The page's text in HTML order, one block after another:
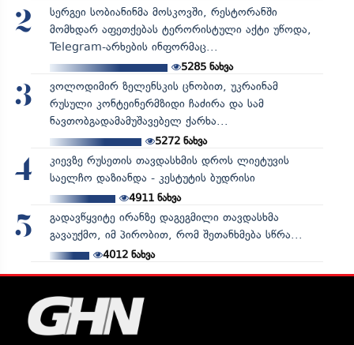
2
სერგეი სობიანინმა მოსკოვში, რესტორანში
მომხდარ აფეთქებას ტერორისტული აქტი უწოდა,
Telegram-არხების ინფორმაც...
5285ნახვა
3
ვოლოდიმირ ზელენსკის ცნობით, უკრაინამ
რუსული კონტეინერმზიდი ჩაძირა და სამ
ნავთობგადამამუშავებელ ქარხა...
5272ნახვა
4
კიევზე რუსეთის თავდასხმის დროს ლიეტუვის
საელჩო დაზიანდა - კესტუტის ბუდრისი
4911ნახვა
5
გადავწყვიტე ირანზე დაგეგმილი თავდასხმა
გავაუქმო, იმ პირობით, რომ შეთანხმება სწრა...
4012ნახვა